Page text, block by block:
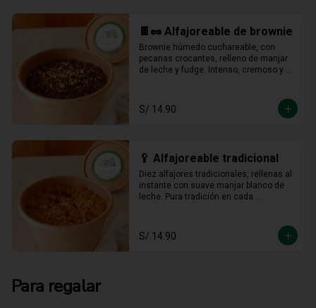
🍫🥜 Alfajoreable de brownie
Brownie húmedo cuchareable, con
pecanas crocantes, relleno de manjar
de leche y fudge. Intenso, cremoso y
S/ 14.90
🥄 Alfajoreable tradicional
Diez alfajores tradicionales, rellenas al
instante con suave manjar blanco de
leche. Pura tradición en cada
S/ 14.90
Para regalar